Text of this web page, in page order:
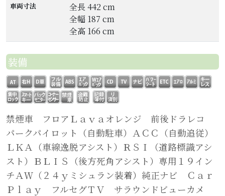
車両寸法
全長 442 cm
全幅 187 cm
全高 166 cm
装備
禁煙車 フロアＬａｖａオレンジ 前後ドラレコ
パークパイロット（自動駐車）ＡＣＣ（自動追従）
ＬＫＡ（車線逸脱アシスト）ＲＳＩ（道路標識アシ
スト）ＢＬＩＳ（後方死角アシスト）専用１９イン
チＡＷ（２４ｙミシュラン装着）純正ナビ Ｃａｒ
Ｐｌａｙ フルセグＴＶ サラウンドビューカメ